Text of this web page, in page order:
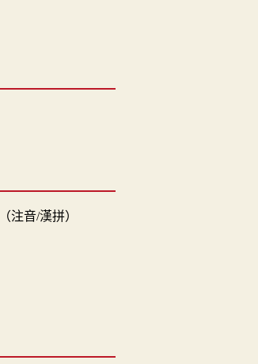
注音/漢拼）